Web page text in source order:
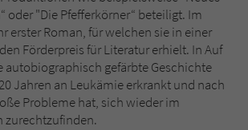
oder "Die Pfefferkörner“ beteiligt. Im
erster Roman, für welchen sie in einer
Förderpreis für Literatur erhielt. In Auf
autobiographisch gefärbte Geschichte
Jahren an Leukämie erkrankt und nach
Probleme hat, sich wieder im
zurechtzufinden.